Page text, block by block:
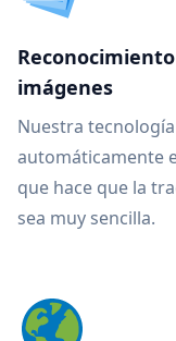
imágenes
Nuestra
automáticamente
que hace que la
sea muy sencilla.